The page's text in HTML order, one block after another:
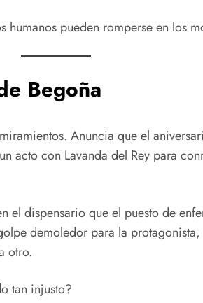
humanos pueden romperse en los
Begoña
Anuncia que el
acto con Lavanda del Rey para
el dispensario que el puesto de
demoledor para la
otro.
tan injusto?